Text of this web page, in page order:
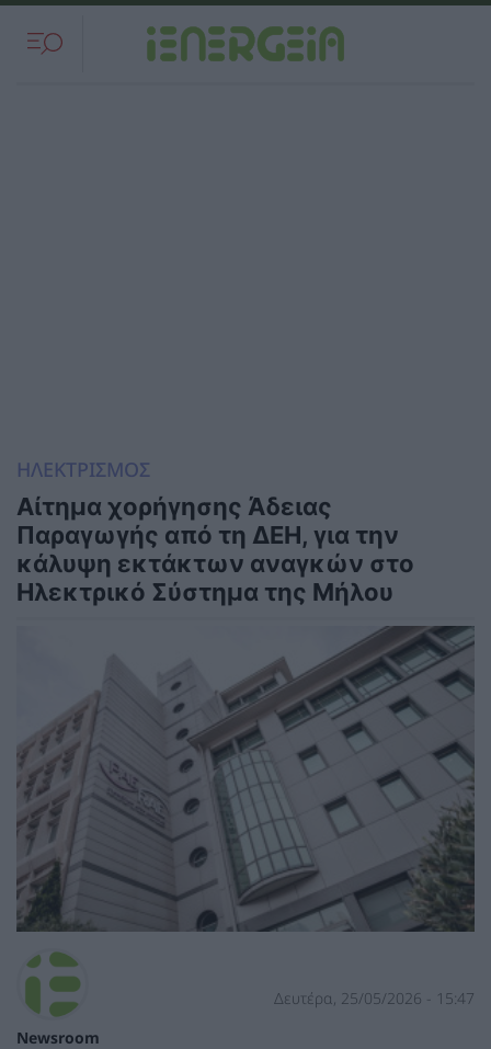
ΗΛΕΚΤΡΙΣΜΟΣ
Αίτημα χορήγησης Άδειας
Παραγωγής από τη ΔΕΗ, για την
κάλυψη εκτάκτων αναγκών στο
Ηλεκτρικό Σύστημα της Μήλου
Newsroom
Δευτέρα, 25/05/2026 - 15:47